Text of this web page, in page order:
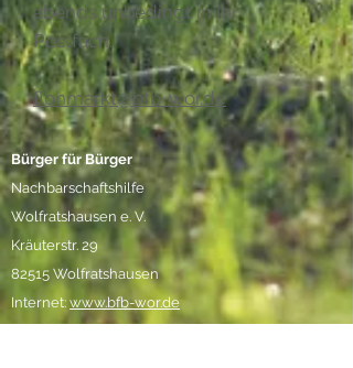
abends unbedingt in Ihr
Postfach.
​flohmarkt@bfb-wor.de
Bürger für Bürger
Nachbarschaftshilfe
Wolfratshausen e. V.
Kräuterstr. 29
82515 Wolfratshausen
Internet: www.bfb-wor.de